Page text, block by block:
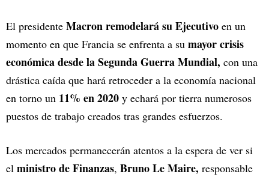
El presidente Macron remodelará su Ejecutivo en un
momento en que Francia se enfrenta a su mayor crisis
económica desde la Segunda Guerra Mundial, con una
drástica caída que hará retroceder a la economía nacional
en torno un 11% en 2020 y echará por tierra numerosos
puestos de trabajo creados tras grandes esfuerzos.
Los mercados permanecerán atentos a la espera de ver si
el ministro de Finanzas, Bruno Le Maire, responsable